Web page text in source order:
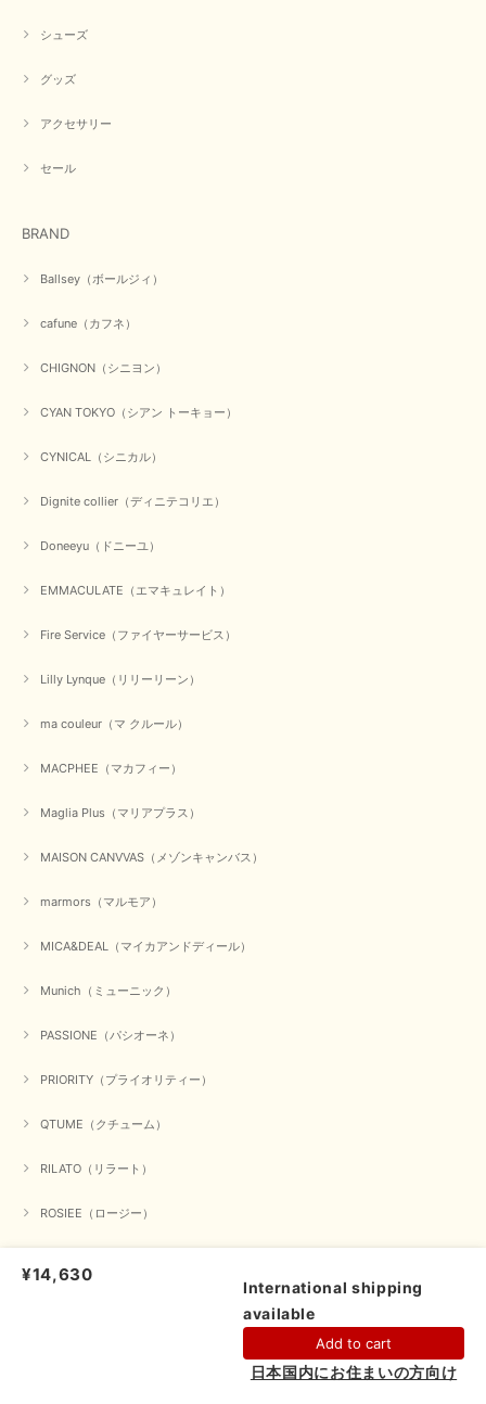
お気に召していただき何よりでございます。 又のご来店お待
良いお買い物が出来ました。 商品も良い物で購入して良かったです。
この度は数多くあるお店の中から当店でお声かけをいただき誠
のお客様に喜んでいただく、それが理想なのですが。 メーカ
くださいませ。 ありがとうございました。
2026/01/04
お正月休みだろうとそんなに早くにご対応頂けると期待していなかったので
嬉しく思います。 ありがとうございました。 又のご来店お待
2025/10/25
かわいいふわふわのベスト届きました ありがとうございます😊
いただけて何よりでございます。 重ね着の楽しい秋冬のおし
【marmors／マルモア】シアーギャザーカーディガン（ブラック）
上品なシアー素材と、さりげないギャザーのデザインがとても素敵です。ブ
ラックなので、カジュアルからきれいめまで、様々なコーディネートに合わ
せやすく、着回し力が高いと感じました。
シューズ
グッズ
アクセサリー
セール
BRAND
Ballsey（ボールジィ）
cafune（カフネ）
CHIGNON（シニヨン）
CYAN TOKYO（シアン トーキョー）
CYNICAL（シニカル）
Dignite collier（ディニテコリエ）
Doneeyu（ドニーユ）
EMMACULATE（エマキュレイト）
Fire Service（ファイヤーサービス）
Lilly Lynque（リリーリーン）
ma couleur（マ クルール）
MACPHEE（マカフィー）
Maglia Plus（マリアプラス）
MAISON CANVVAS（メゾンキャンバス）
marmors（マルモア）
MICA&DEAL（マイカアンドディール）
Munich（ミューニック）
PASSIONE（パシオーネ）
PRIORITY（プライオリティー）
QTUME（クチューム）
RILATO（リラート）
ROSIEE（ロージー）
¥14,630
International shipping
available
Add to cart
日本国内にお住まいの方向け
ショップに質問する